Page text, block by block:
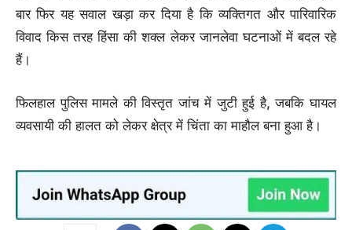
बार फिर यह सवाल खड़ा कर दिया है कि व्यक्तिगत और पारिवारिक
विवाद किस तरह हिंसा की शक्ल लेकर जानलेवा घटनाओं में बदल रहे
हैं।
फिलहाल पुलिस मामले की विस्तृत जांच में जुटी हुई है, जबकि घायल
व्यवसायी की हालत को लेकर क्षेत्र में चिंता का माहौल बना हुआ है।